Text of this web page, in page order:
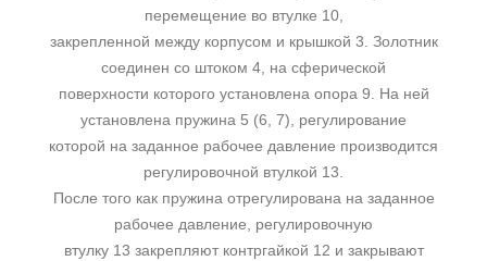
перемещение во втулке 10,
закрепленной между корпусом и крышкой 3. Золотник
соединен со штоком 4, на сферической
поверхности которого установлена опора 9. На ней
установлена пружина 5 (6, 7), регулирование
которой на заданное рабочее давление производится
регулировочной втулкой 13.
После того как пружина отрегулирована на заданное
рабочее давление, регулировочную
втулку 13 закрепляют контргайкой 12 и закрывают